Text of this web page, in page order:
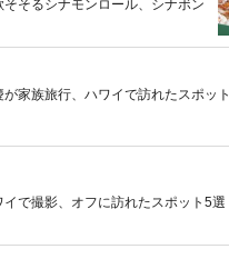
そるシナモンロール、シナボン
家族旅行、ハワイで訪れたスポット
で撮影、オフに訪れたスポット5選